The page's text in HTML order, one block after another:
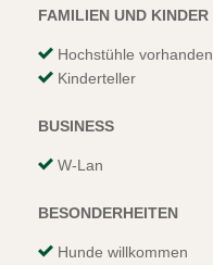
FAMILIEN UND KINDER
Hochstühle vorhanden
Kinderteller
BUSINESS
W-Lan
BESONDERHEITEN
Hunde willkommen